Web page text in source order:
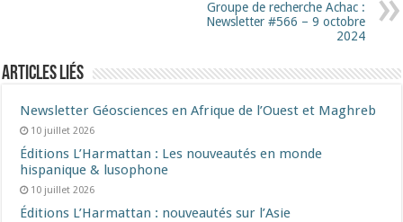
Groupe de recherche Achac :
Newsletter #566 – 9 octobre
2024
Articles liés
Newsletter Géosciences en Afrique de l’Ouest et Maghreb
10 juillet 2026
Éditions L’Harmattan : Les nouveautés en monde
hispanique & lusophone
10 juillet 2026
Éditions L’Harmattan : nouveautés sur l’Asie